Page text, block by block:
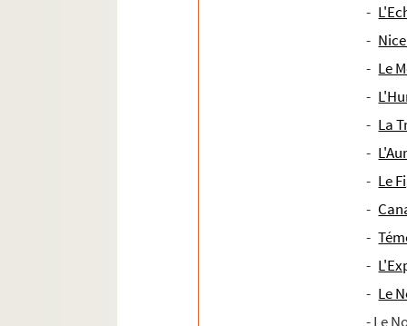
-
-
- Le
-
- La
-
- Le
-
-
-
- Le
- Le